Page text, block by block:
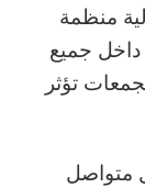
منظمة
جميع
تؤثر
متواصل